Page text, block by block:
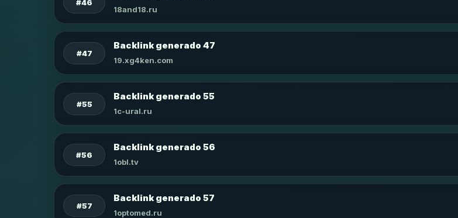
#46
18and18.ru
#47
Backlink generado 47
19.xg4ken.com
#55
Backlink generado 55
1c-ural.ru
#56
Backlink generado 56
1obl.tv
#57
Backlink generado 57
1optomed.ru